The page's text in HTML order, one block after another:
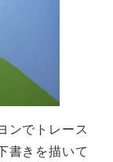
ンでトレース
書きを描いて